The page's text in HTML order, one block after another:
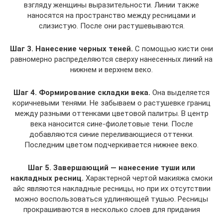
взгляду женщины выразительности. Линии также
наносятся на пространство между ресницами и
слизистую. После они растушевываются.
Шаг 3. Нанесение черных теней. С помощью кисти они
равномерно распределяются сверху нанесенных линий на
нижнем и верхнем веко.
Шаг 4. Формирование складки века. Она выделяется
коричневыми тенями. Не забываем о растушевке границ
между разными оттенками цветовой палитры. В центр
века наносится сине-фиолетовые тени. После
добавляются синие переливающиеся оттенки.
Последним цветом подчеркивается нижнее веко.
Шаг 5. Завершающий — нанесение туши или
накладных ресниц. Характерной чертой макияжа смоки
айс являются накладные ресницы, но при их отсутствии
можно воспользоваться удлиняющей тушью. Ресницы
прокрашиваются в несколько слоев для придания